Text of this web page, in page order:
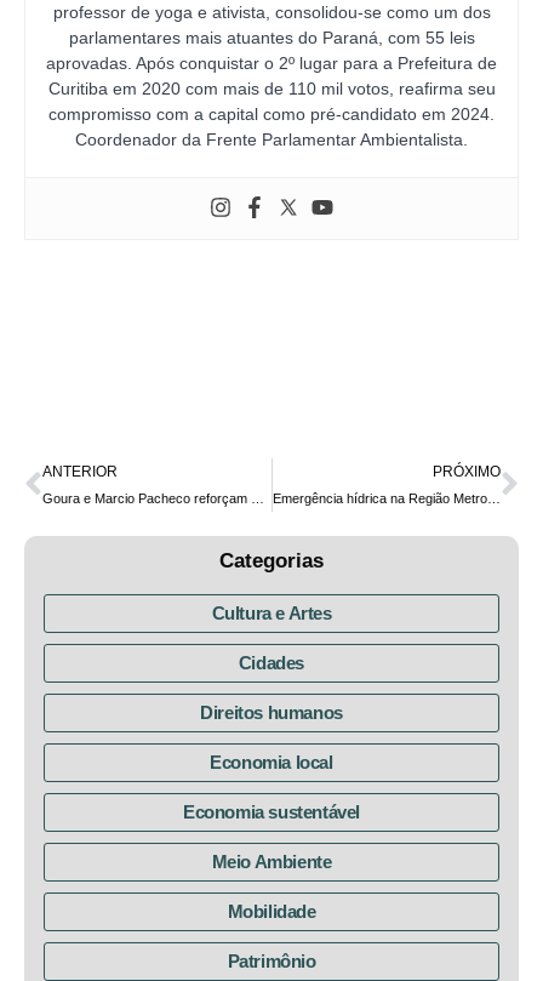
professor de yoga e ativista, consolidou-se como um dos
parlamentares mais atuantes do Paraná, com 55 leis
aprovadas. Após conquistar o 2º lugar para a Prefeitura de
Curitiba em 2020 com mais de 110 mil votos, reafirma seu
compromisso com a capital como pré-candidato em 2024.
Coordenador da Frente Parlamentar Ambientalista.
ANTERIOR PRÓXIMO
Emergência hídrica na Região Metropolitana de Curitiba será debatida em audiência pública nesta quinta-feira (13)
Categorias
Cultura e Artes
Cidades
Direitos humanos
Economia local
Economia sustentável
Meio Ambiente
Mobilidade
Patrimônio